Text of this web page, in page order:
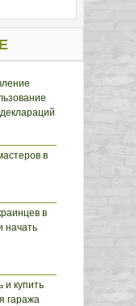
в
в
начать
и купить
гаража